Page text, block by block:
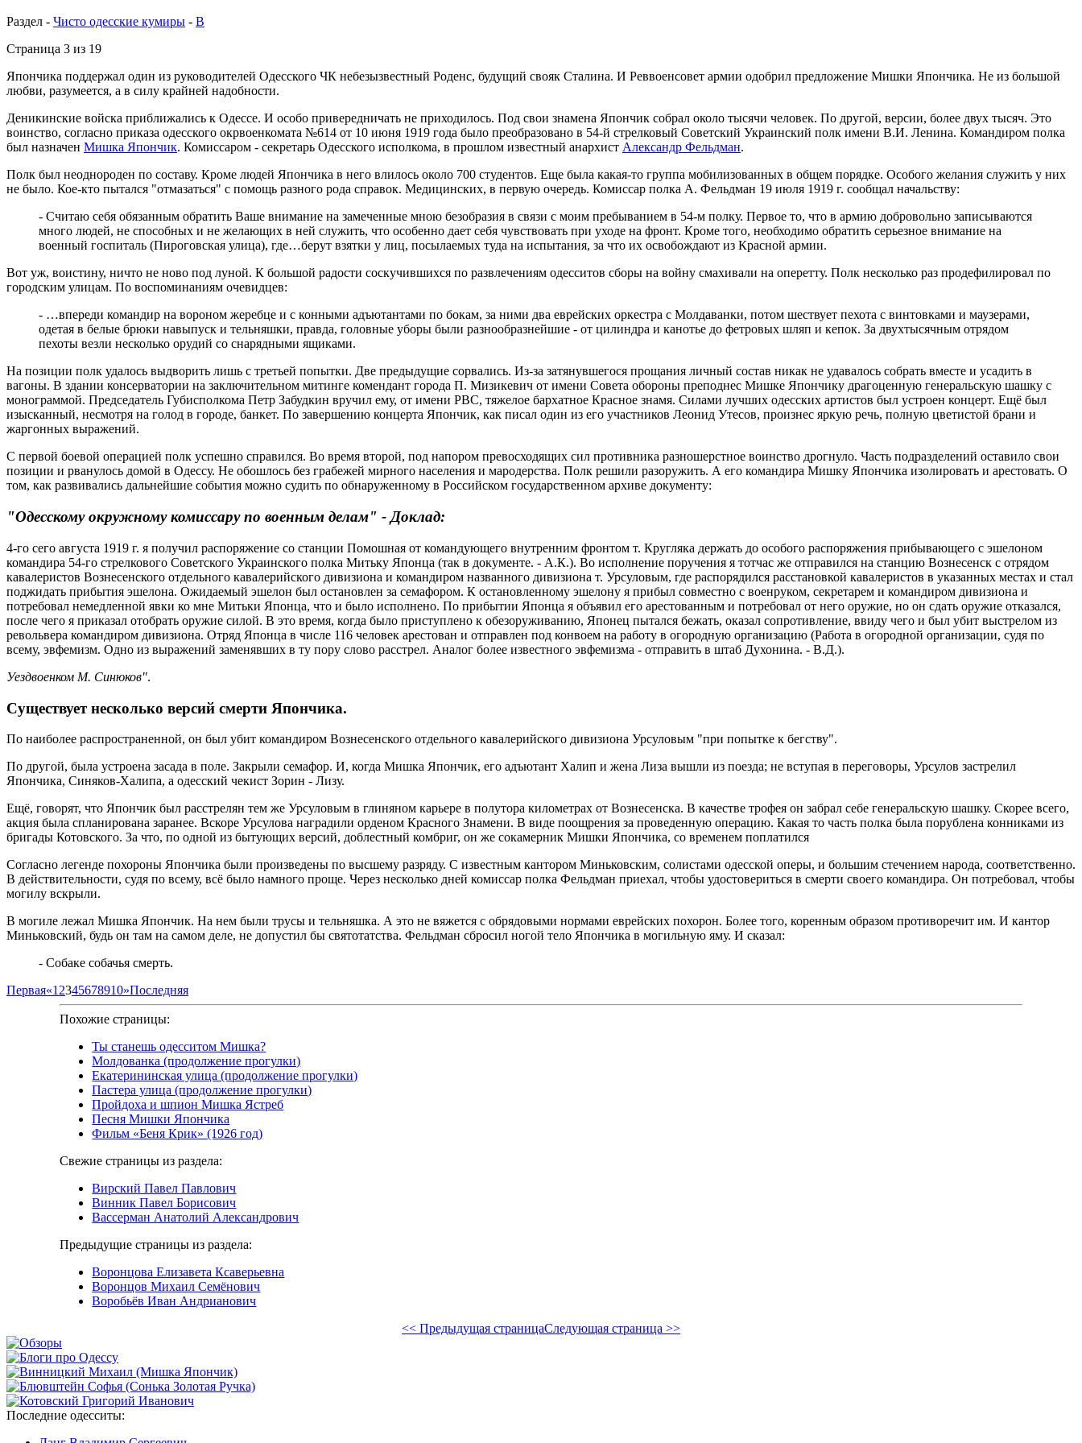
Раздел - Чисто одесские кумиры - В
Страница 3 из 19
Япончика поддержал один из руководителей Одесского ЧК небезызвестный Роденс, будущий свояк Сталина. И Реввоенсовет армии одобрил предложение Мишки Япончика. Не из большой
любви, разумеется, а в силу крайней надобности.
Деникинские войска приближались к Одессе. И особо привередничать не приходилось. Под свои знамена Япончик собрал около тысячи человек. По другой, версии, более двух тысяч. Это
воинство, согласно приказа одесского окрвоенкомата №614 от 10 июня 1919 года было преобразовано в 54-й стрелковый Советский Украинский полк имени В.И. Ленина. Командиром полка
был назначен Мишка Япончик. Комиссаром - секретарь Одесского исполкома, в прошлом известный анархист Александр Фельдман.
Полк был неоднороден по составу. Кроме людей Япончика в него влилось около 700 студентов. Еще была какая-то группа мобилизованных в общем порядке. Особого желания служить у них
не было. Кое-кто пытался "отмазаться" с помощь разного рода справок. Медицинских, в первую очередь. Комиссар полка А. Фельдман 19 июля 1919 г. сообщал начальству:
- Считаю себя обязанным обратить Ваше внимание на замеченные мною безобразия в связи с моим пребыванием в 54-м полку. Первое то, что в армию добровольно записываются
много людей, не способных и не желающих в ней служить, что особенно дает себя чувствовать при уходе на фронт. Кроме того, необходимо обратить серьезное внимание на
военный госпиталь (Пироговская улица), где…берут взятки у лиц, посылаемых туда на испытания, за что их освобождают из Красной армии.
Вот уж, воистину, ничто не ново под луной. К большой радости соскучившихся по развлечениям одесситов сборы на войну смахивали на оперетту. Полк несколько раз продефилировал по
городским улицам. По воспоминаниям очевидцев:
- …впереди командир на вороном жеребце и с конными адъютантами по бокам, за ними два еврейских оркестра с Молдаванки, потом шествует пехота с винтовками и маузерами,
одетая в белые брюки навыпуск и тельняшки, правда, головные уборы были разнообразнейшие - от цилиндра и канотье до фетровых шляп и кепок. За двухтысячным отрядом
пехоты везли несколько орудий со снарядными ящиками.
На позиции полк удалось выдворить лишь с третьей попытки. Две предыдущие сорвались. Из-за затянувшегося прощания личный состав никак не удавалось собрать вместе и усадить в
вагоны. В здании консерватории на заключительном митинге комендант города П. Мизикевич от имени Совета обороны преподнес Мишке Япончику драгоценную генеральскую шашку с
монограммой. Председатель Губисполкома Петр Забудкин вручил ему, от имени РВС, тяжелое бархатное Красное знамя. Силами лучших одесских артистов был устроен концерт. Ещё был
изысканный, несмотря на голод в городе, банкет. По завершению концерта Япончик, как писал один из его участников Леонид Утесов, произнес яркую речь, полную цветистой брани и
жаргонных выражений.
С первой боевой операцией полк успешно справился. Во время второй, под напором превосходящих сил противника разношерстное воинство дрогнуло. Часть подразделений оставило свои
позиции и рванулось домой в Одессу. Не обошлось без грабежей мирного населения и мародерства. Полк решили разоружить. А его командира Мишку Япончика изолировать и арестовать. О
том, как развивались дальнейшие события можно судить по обнаруженному в Российском государственном архиве документу:
"Одесскому окружному комиссару по военным делам" - Доклад:
4-го сего августа 1919 г. я получил распоряжение со станции Помошная от командующего внутренним фронтом т. Кругляка держать до особого распоряжения прибывающего с эшелоном
командира 54-го стрелкового Советского Украинского полка Митьку Японца (так в документе. - А.К.). Во исполнение поручения я тотчас же отправился на станцию Вознесенск с отрядом
кавалеристов Вознесенского отдельного кавалерийского дивизиона и командиром названного дивизиона т. Урсуловым, где распорядился расстановкой кавалеристов в указанных местах и стал
поджидать прибытия эшелона. Ожидаемый эшелон был остановлен за семафором. К остановленному эшелону я прибыл совместно с военруком, секретарем и командиром дивизиона и
потребовал немедленной явки ко мне Митьки Японца, что и было исполнено. По прибытии Японца я объявил его арестованным и потребовал от него оружие, но он сдать оружие отказался,
после чего я приказал отобрать оружие силой. В это время, когда было приступлено к обезоруживанию, Японец пытался бежать, оказал сопротивление, ввиду чего и был убит выстрелом из
револьвера командиром дивизиона. Отряд Японца в числе 116 человек арестован и отправлен под конвоем на работу в огородную организацию (Работа в огородной организации, судя по
всему, эвфемизм. Одно из выражений заменявших в ту пору слово расстрел. Аналог более известного эвфемизма - отправить в штаб Духонина. - В.Д.).
Уездвоенком М. Синюков".
Существует несколько версий смерти Япончика.
По наиболее распространенной, он был убит командиром Вознесенского отдельного кавалерийского дивизиона Урсуловым "при попытке к бегству".
По другой, была устроена засада в поле. Закрыли семафор. И, когда Мишка Япончик, его адъютант Халип и жена Лиза вышли из поезда; не вступая в переговоры, Урсулов застрелил
Япончика, Синяков-Халипа, а одесский чекист Зорин - Лизу.
Ещё, говорят, что Япончик был расстрелян тем же Урсуловым в глиняном карьере в полутора километрах от Вознесенска. В качестве трофея он забрал себе генеральскую шашку. Скорее всего,
акция была спланирована заранее. Вскоре Урсулова наградили орденом Красного Знамени. В виде поощрения за проведенную операцию. Какая то часть полка была порублена конниками из
бригады Котовского. За что, по одной из бытующих версий, доблестный комбриг, он же сокамерник Мишки Япончика, со временем поплатился
Согласно легенде похороны Япончика были произведены по высшему разряду. С известным кантором Миньковским, солистами одесской оперы, и большим стечением народа, соответственно.
В действительности, судя по всему, всё было намного проще. Через несколько дней комиссар полка Фельдман приехал, чтобы удостовериться в смерти своего командира. Он потребовал, чтобы
могилу вскрыли.
В могиле лежал Мишка Япончик. На нем были трусы и тельняшка. А это не вяжется с обрядовыми нормами еврейских похорон. Более того, коренным образом противоречит им. И кантор
Миньковский, будь он там на самом деле, не допустил бы святотатства. Фельдман сбросил ногой тело Япончика в могильную яму. И сказал:
- Собаке собачья смерть.
Первая«1 2345678910»Последняя
Похожие страницы:
Ты станешь одесситом Мишка?
Молдованка (продолжение прогулки)
Екатерининская улица (продолжение прогулки)
Пастера улица (продолжение прогулки)
Пройдоха и шпион Мишка Ястреб
Песня Мишки Япончика
Фильм «Беня Крик» (1926 год)
Свежие страницы из раздела:
Вирский Павел Павлович
Винник Павел Борисович
Вассерман Анатолий Александрович
Предыдущие страницы из раздела:
Воронцова Елизавета Ксаверьевна
Воронцов Михаил Семёнович
Воробьёв Иван Андрианович
<< Предыдущая страницаСледующая страница >>
Последние одесситы: